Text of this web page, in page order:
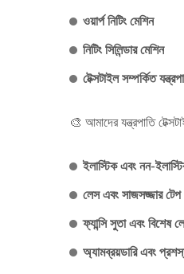
ওয়ার্প নিটিং মেশিন
নিটিং সিলিন্ডার মেশিন
টেক্সটাইল সম্পর্কিত
🎨 আমাদের যন্ত্রপাতি
ইলাস্টিক এবং নন-
লেস এবং সাজসজ্জার টেপ
ফ্যান্সি সুতা এবং বিশেষ
অ্যামব্রয়ডারি এবং